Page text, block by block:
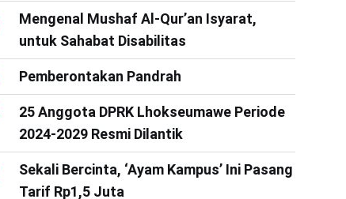
Mengenal Mushaf Al-Qur’an Isyarat,
untuk Sahabat Disabilitas
Pemberontakan Pandrah
25 Anggota DPRK Lhokseumawe Periode
2024-2029 Resmi Dilantik
Sekali Bercinta, ‘Ayam Kampus’ Ini Pasang
Tarif Rp1,5 Juta